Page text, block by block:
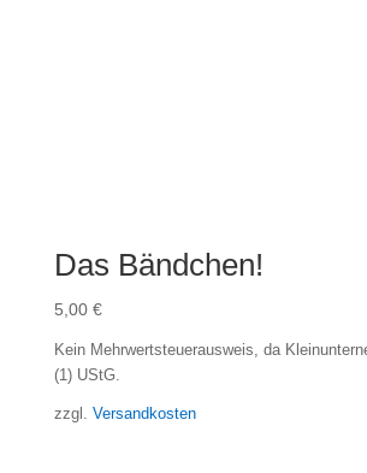
Das Bändchen!
5,00 €
Kein Mehrwertsteuerausweis, da
(1) UStG.
zzgl. Versandkosten